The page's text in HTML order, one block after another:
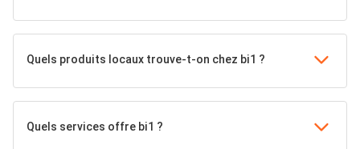
Quels produits locaux trouve-t-on chez bi1 ?
Quels services offre bi1 ?